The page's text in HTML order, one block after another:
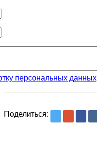
персональных данных
Поделиться: